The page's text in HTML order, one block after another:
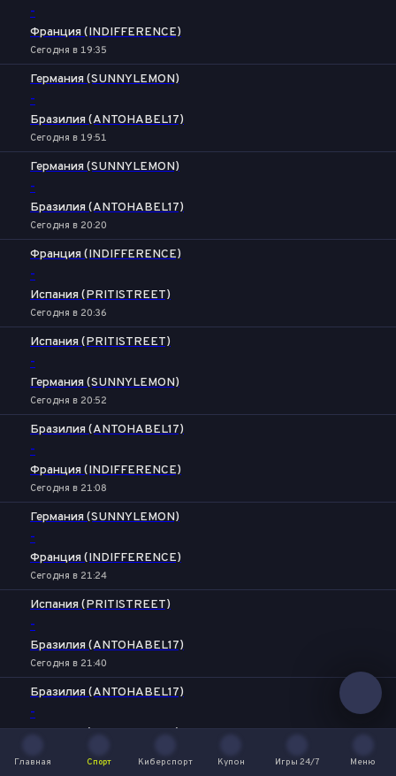
-
Франция (INDIFFERENCE)
Сегодня в 19:35
Германия (SUNNYLEMON)
-
Бразилия (ANTOHABEL17)
Сегодня в 19:51
Германия (SUNNYLEMON)
-
Бразилия (ANTOHABEL17)
Сегодня в 20:20
Франция (INDIFFERENCE)
-
Испания (PRITISTREET)
Сегодня в 20:36
Испания (PRITISTREET)
-
Германия (SUNNYLEMON)
Сегодня в 20:52
Бразилия (ANTOHABEL17)
-
Франция (INDIFFERENCE)
Сегодня в 21:08
Германия (SUNNYLEMON)
-
Франция (INDIFFERENCE)
Сегодня в 21:24
Испания (PRITISTREET)
-
Бразилия (ANTOHABEL17)
Сегодня в 21:40
Бразилия (ANTOHABEL17)
-
Германия (SUNNYLEMON)
Главная
Спорт
Киберспорт
Купон
Игры 24/7
Меню